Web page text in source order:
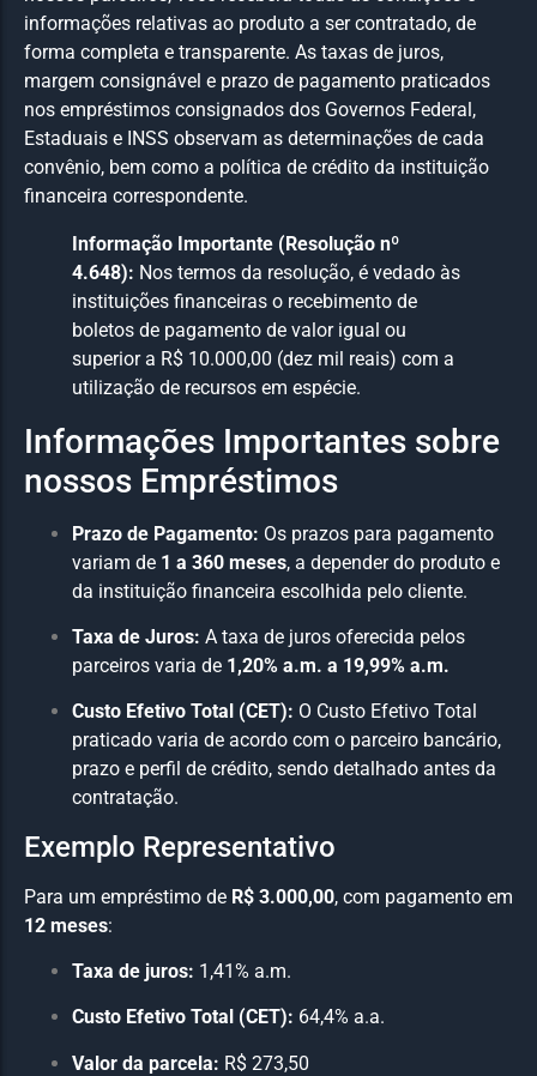
informações relativas ao produto a ser contratado, de
forma completa e transparente. As taxas de juros,
margem consignável e prazo de pagamento praticados
nos empréstimos consignados dos Governos Federal,
Estaduais e INSS observam as determinações de cada
convênio, bem como a política de crédito da instituição
financeira correspondente.
Informação Importante (Resolução nº
4.648): Nos termos da resolução, é vedado às
instituições financeiras o recebimento de
boletos de pagamento de valor igual ou
superior a R$ 10.000,00 (dez mil reais) com a
utilização de recursos em espécie.
Informações Importantes sobre
nossos Empréstimos
Prazo de Pagamento: Os prazos para pagamento
variam de 1 a 360 meses, a depender do produto e
da instituição financeira escolhida pelo cliente.
Taxa de Juros: A taxa de juros oferecida pelos
parceiros varia de 1,20% a.m. a 19,99% a.m.
Custo Efetivo Total (CET): O Custo Efetivo Total
praticado varia de acordo com o parceiro bancário,
prazo e perfil de crédito, sendo detalhado antes da
contratação.
Exemplo Representativo
Para um empréstimo de R$ 3.000,00, com pagamento em
12 meses:
Taxa de juros: 1,41% a.m.
Custo Efetivo Total (CET): 64,4% a.a.
Valor da parcela: R$ 273,50